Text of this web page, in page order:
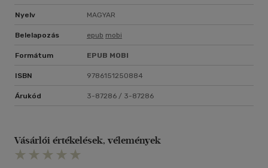
Nyelv MAGYAR
Belelapozás epub mobi
Formátum EPUB MOBI
ISBN 9786151250884
Árukód 3-87286 / 3-87286
Vásárlói értékelések, vélemények